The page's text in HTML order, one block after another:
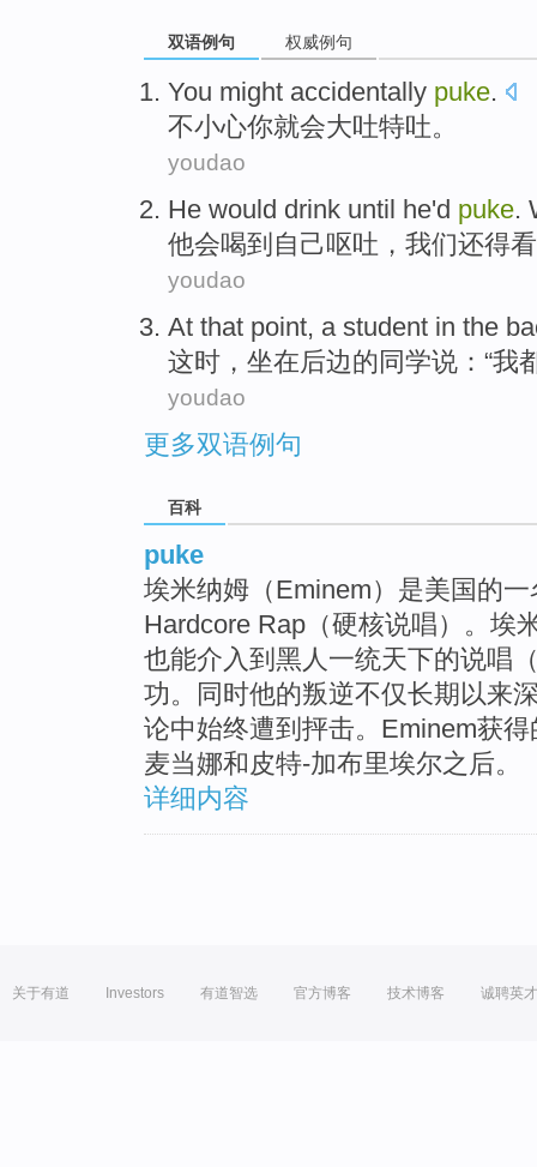
双语例句 权威例句
You might accidentally puke.
不小心你就会大吐特吐。
youdao
He would drink until he'd puke.
他会喝到 自己呕吐 ， 我们还得
youdao
At that point, a student in the
这时 ，坐在后边的 同学说 ：“我
youdao
更多双语例句
百科
puke
埃米纳姆（Eminem）是美国的
Hardcore Rap（硬核说唱）。埃
也能介入到黑人一统天下的说唱
功。同时他的叛逆不仅长期以来
论中始终遭到抨击。Eminem获
麦当娜和皮特-加布里埃尔之后。
详细内容
关于有道 Investors 有道智选 官方博客 技术博客 诚聘英才